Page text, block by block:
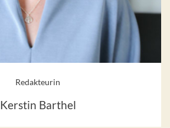
Redakteurin
Kerstin Barthel